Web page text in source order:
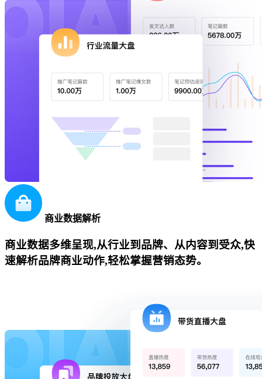
商业数据解析
商业数据多维呈现,从行业到品牌、从内容到受众,快
速解析品牌商业动作,轻松掌握营销态势。